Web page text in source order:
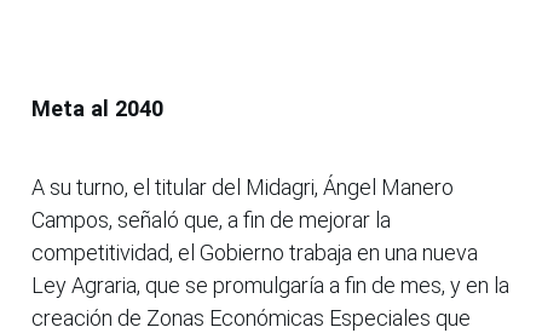
Meta al 2040
A su turno, el titular del Midagri, Ángel Manero
Campos, señaló que, a fin de mejorar la
competitividad, el Gobierno trabaja en una nueva
Ley Agraria, que se promulgaría a fin de mes, y en la
creación de Zonas Económicas Especiales que